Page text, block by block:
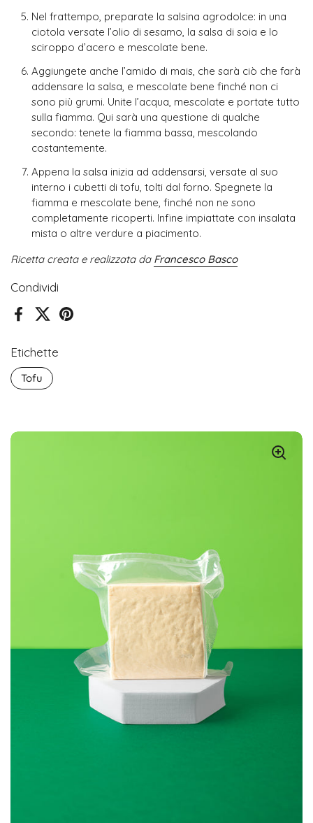
Condividi
Facebook
X (Twitter)Pinterest
Etichette
Tofu
Nel frattempo, preparate la salsina agrodolce: in una
ciotola versate l’olio di sesamo, la salsa di soia e lo
sciroppo d’acero e mescolate bene.
Aggiungete anche l’amido di mais, che sarà ciò che farà
addensare la salsa, e mescolate bene finché non ci
sono più grumi. Unite l’acqua, mescolate e portate tutto
sulla fiamma. Qui sarà una questione di qualche
secondo: tenete la fiamma bassa, mescolando
costantemente.
Appena la salsa inizia ad addensarsi, versate al suo
interno i cubetti di tofu, tolti dal forno. Spegnete la
fiamma e mescolate bene, finché non ne sono
completamente ricoperti. Infine impiattate con insalata
mista o altre verdure a piacimento.
Ricetta creata e realizzata da Francesco Basco